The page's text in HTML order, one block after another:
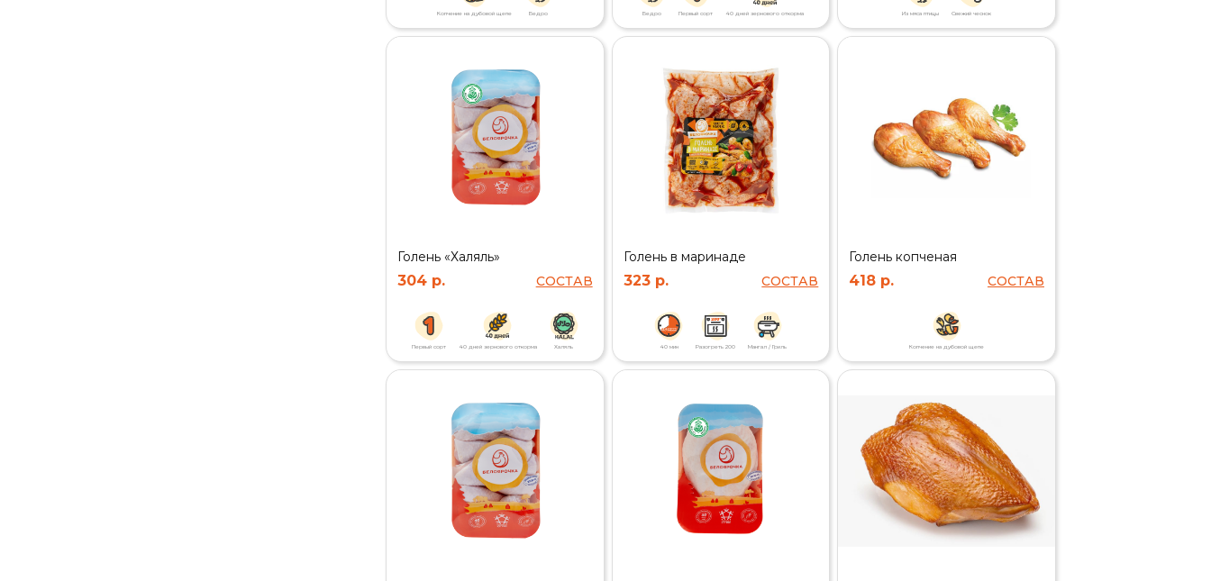
Копчение на дубовой щепе Бедро Бедро Первый сорт 40 дней зернового откорма Из мяса птицы Свежий чеснок
Голень «Халяль»
304 р. СОСТАВ
Первый сорт 40 дней зернового откорма Халяль
Голень в маринаде
323 р. СОСТАВ
40 мин Разогреть 200 Мангал / Гриль
Голень копченая
418 р. СОСТАВ
Копчение на дубовой щепе